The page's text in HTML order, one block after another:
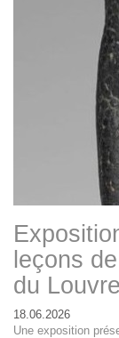
leçons
du
18.06.2026
Une exposition